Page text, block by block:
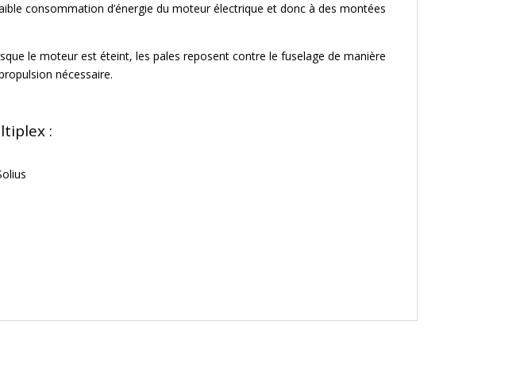
consommation d’énergie du moteur électrique et donc à des montées
le moteur est éteint, les pales reposent contre le fuselage de manière
nécessaire.
: